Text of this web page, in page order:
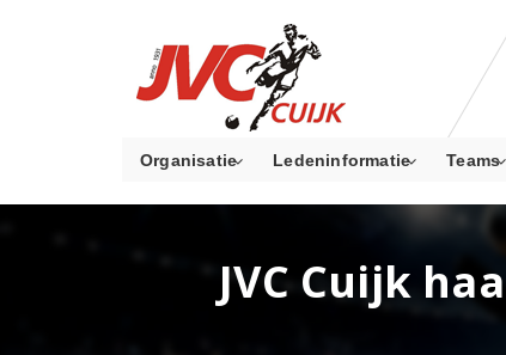
Organisatie Ledeninformatie Teams
JVC Cuijk